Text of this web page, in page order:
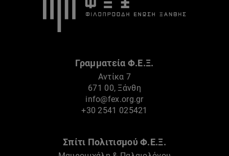
Γραμματεία Φ.Ε.Ξ.
Αντίκα 7
671 00, Ξάνθη
info@fex.org.gr
+30 2541 025421
Σπίτι Πολιτισμού Φ.Ε.Ξ.